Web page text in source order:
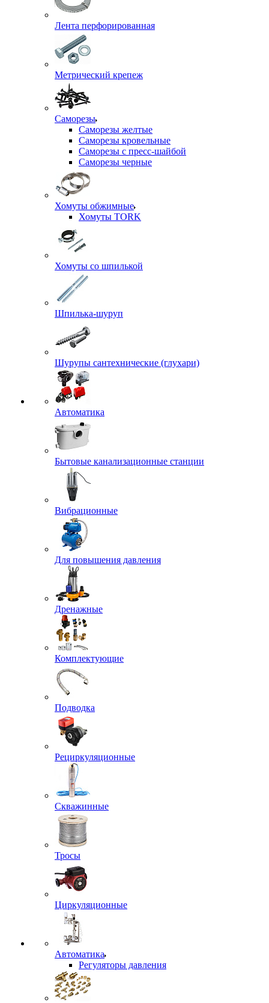
Лента перфорированная
Метрический крепеж
Саморезы
Саморезы желтые
Саморезы кровельные
Саморезы с пресс-шайбой
Саморезы черные
Хомуты обжимные
Хомуты TORK
Хомуты со шпилькой
Шпилька-шуруп
Шурупы сантехнические (глухари)
Автоматика
Бытовые канализационные станции
Вибрационные
Для повышения давления
Дренажные
Комплектующие
Подводка
Рециркуляционные
Скважинные
Тросы
Циркуляционные
Автоматика
Регуляторы давления